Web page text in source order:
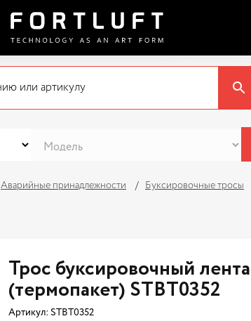
Аварийные принадлежности Буксировочные тросы
Трос буксировочный
(термопакет) STBT0352
Артикул: STBT0352